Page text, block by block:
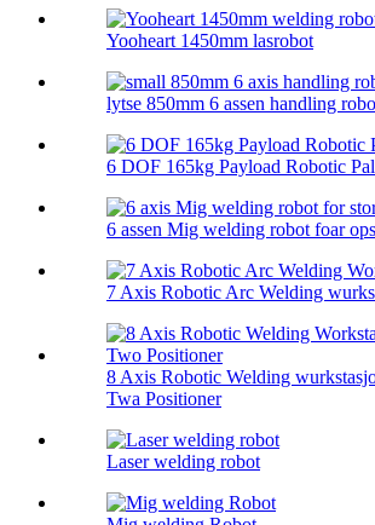
Yooheart 1450mm lasrobot
lytse 850mm 6 assen handling
6 DOF 165kg Payload Robotic
6 assen Mig welding robot foar
7 Axis Robotic Arc Welding
8 Axis Robotic Welding
Twa Positioner
Laser welding robot